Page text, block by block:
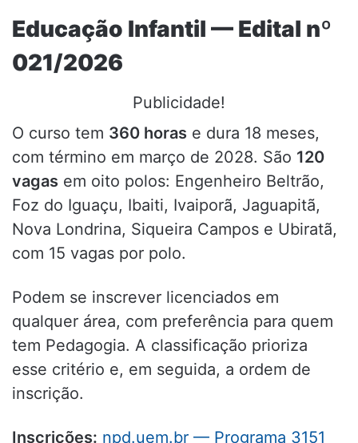
Educação Infantil — Edital nº
021/2026
Publicidade!
O curso tem 360 horas e dura 18 meses,
com término em março de 2028. São 120
vagas em oito polos: Engenheiro Beltrão,
Foz do Iguaçu, Ibaiti, Ivaiporã, Jaguapitã,
Nova Londrina, Siqueira Campos e Ubiratã,
com 15 vagas por polo.
Podem se inscrever licenciados em
qualquer área, com preferência para quem
tem Pedagogia. A classificação prioriza
esse critério e, em seguida, a ordem de
inscrição.
Inscrições: npd.uem.br — Programa 3151